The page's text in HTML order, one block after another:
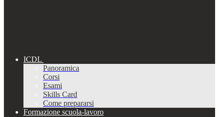
ICDL
Panoramica
Corsi
Esami
Skills Card
Come prepararsi
Formazione scuola-lavoro